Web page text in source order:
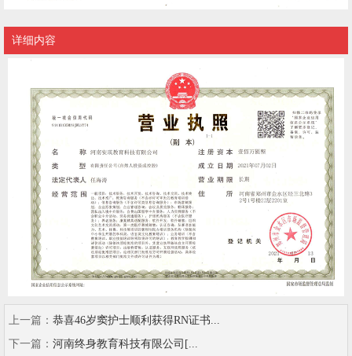
详细内容
上一篇： ​恭喜46岁窦护士顺利获得RN证书...
下一篇： 河南终身教育科技有限公司[...